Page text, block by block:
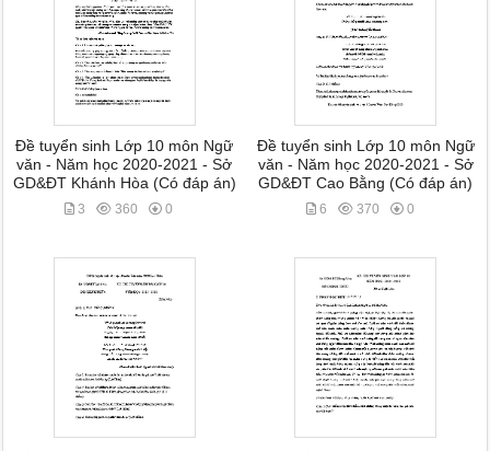
Đề tuyển sinh Lớp 10 môn Ngữ
văn - Năm học 2020-2021 - Sở
GD&ĐT Khánh Hòa (Có đáp án)
3 360 0
Đề tuyển sinh Lớp 10 môn Ngữ
văn - Năm học 2020-2021 - Sở
GD&ĐT Cao Bằng (Có đáp án)
6 370 0